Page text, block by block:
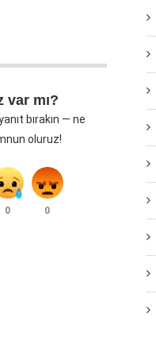
var mı?
bırakın — ne
oluruz!
0 0